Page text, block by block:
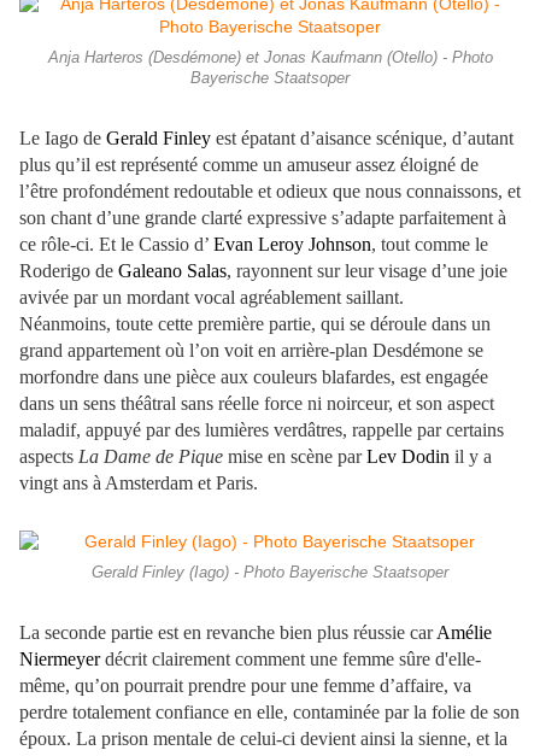
Anja Harteros (Desdémone) et Jonas Kaufmann (Otello) - Photo
Bayerische Staatsoper
Le Iago de Gerald Finley est épatant d’aisance scénique, d’autant
plus qu’il est représenté comme un amuseur assez éloigné de
l’être profondément redoutable et odieux que nous connaissons, et
son chant d’une grande clarté expressive s’adapte parfaitement à
ce rôle-ci. Et le Cassio d’ Evan Leroy Johnson, tout comme le
Roderigo de Galeano Salas, rayonnent sur leur visage d’une joie
avivée par un mordant vocal agréablement saillant.
Néanmoins, toute cette première partie, qui se déroule dans un
grand appartement où l’on voit en arrière-plan Desdémone se
morfondre dans une pièce aux couleurs blafardes, est engagée
dans un sens théâtral sans réelle force ni noirceur, et son aspect
maladif, appuyé par des lumières verdâtres, rappelle par certains
aspects La Dame de Pique mise en scène parLev Dodin il y a
vingt ans à Amsterdam et Paris.
Gerald Finley (Iago) - Photo Bayerische Staatsoper
La seconde partie est en revanche bien plus réussie carAmélie
Niermeyerdécrit clairement comment une femme sûre d'elle-
même, qu’on pourrait prendre pour une femme d’affaire, va
perdre totalement confiance en elle, contaminée par la folie de son
époux. La prison mentale de celui-ci devient ainsi la sienne, et la